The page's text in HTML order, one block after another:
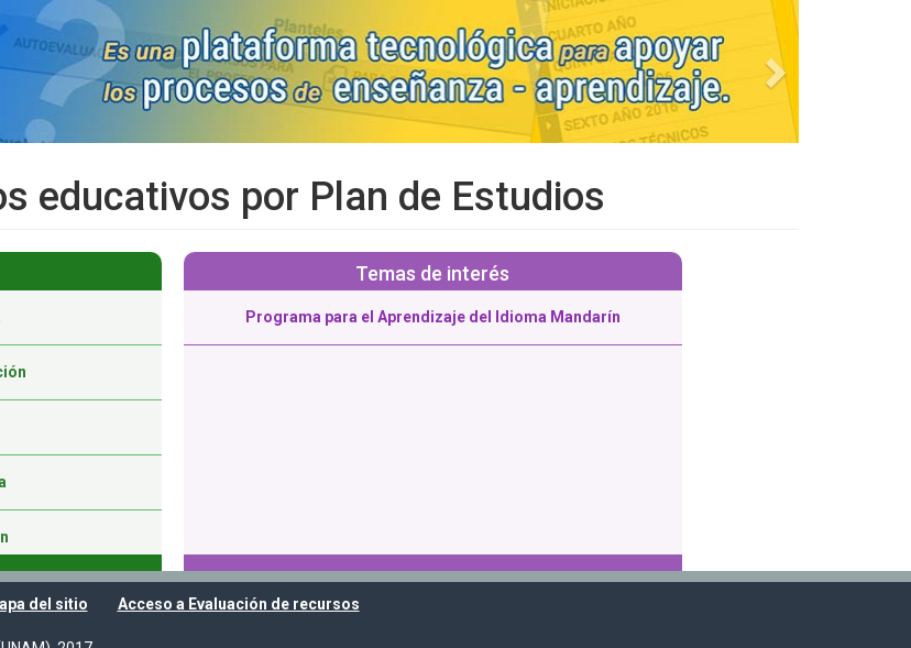
Siguiente
educativos por Plan de Estudios
Temas de interés
Programa para el Aprendizaje del Idioma Mandarín
del sitio Acceso a Evaluación de recursos